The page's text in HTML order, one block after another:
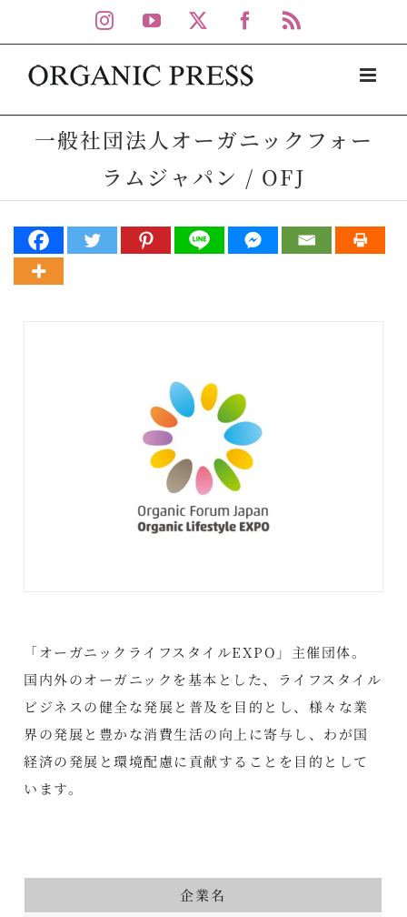
to
content
Instagram
YouTube Facebook
一般社団法人オーガニックフォー
ラムジャパン / OFJ
「オーガニックライフスタイルEXPO」主催団体。
国内外のオーガニックを基本とした、ライフスタイル
ビジネスの健全な発展と普及を目的とし、様々な業
界の発展と豊かな消費生活の向上に寄与し、わが国
経済の発展と環境配慮に貢献することを目的として
います。
企業名